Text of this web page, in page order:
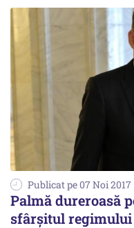
Publicat pe 07 Noi 2017
Palmă dureroasă
sfârșitul regimului